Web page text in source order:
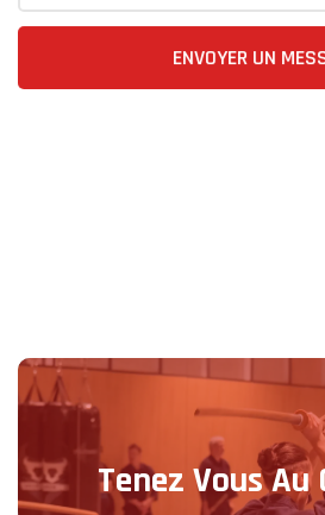
ENVOYER UN
Tenez Vous